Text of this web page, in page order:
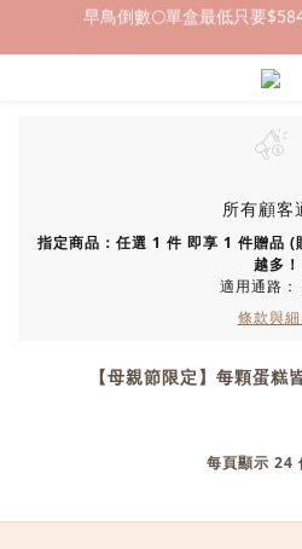
早鳥倒數🌕單盒最低只要
早鳥倒數🌕單盒最低只要
即日起～8/31 下訂喜餅送
所有顧客
指定商品：任選 1 件 即享 1 件贈品
越多！
適用通路：
條款與
【母親節限定】每顆蛋糕
每頁顯示 24